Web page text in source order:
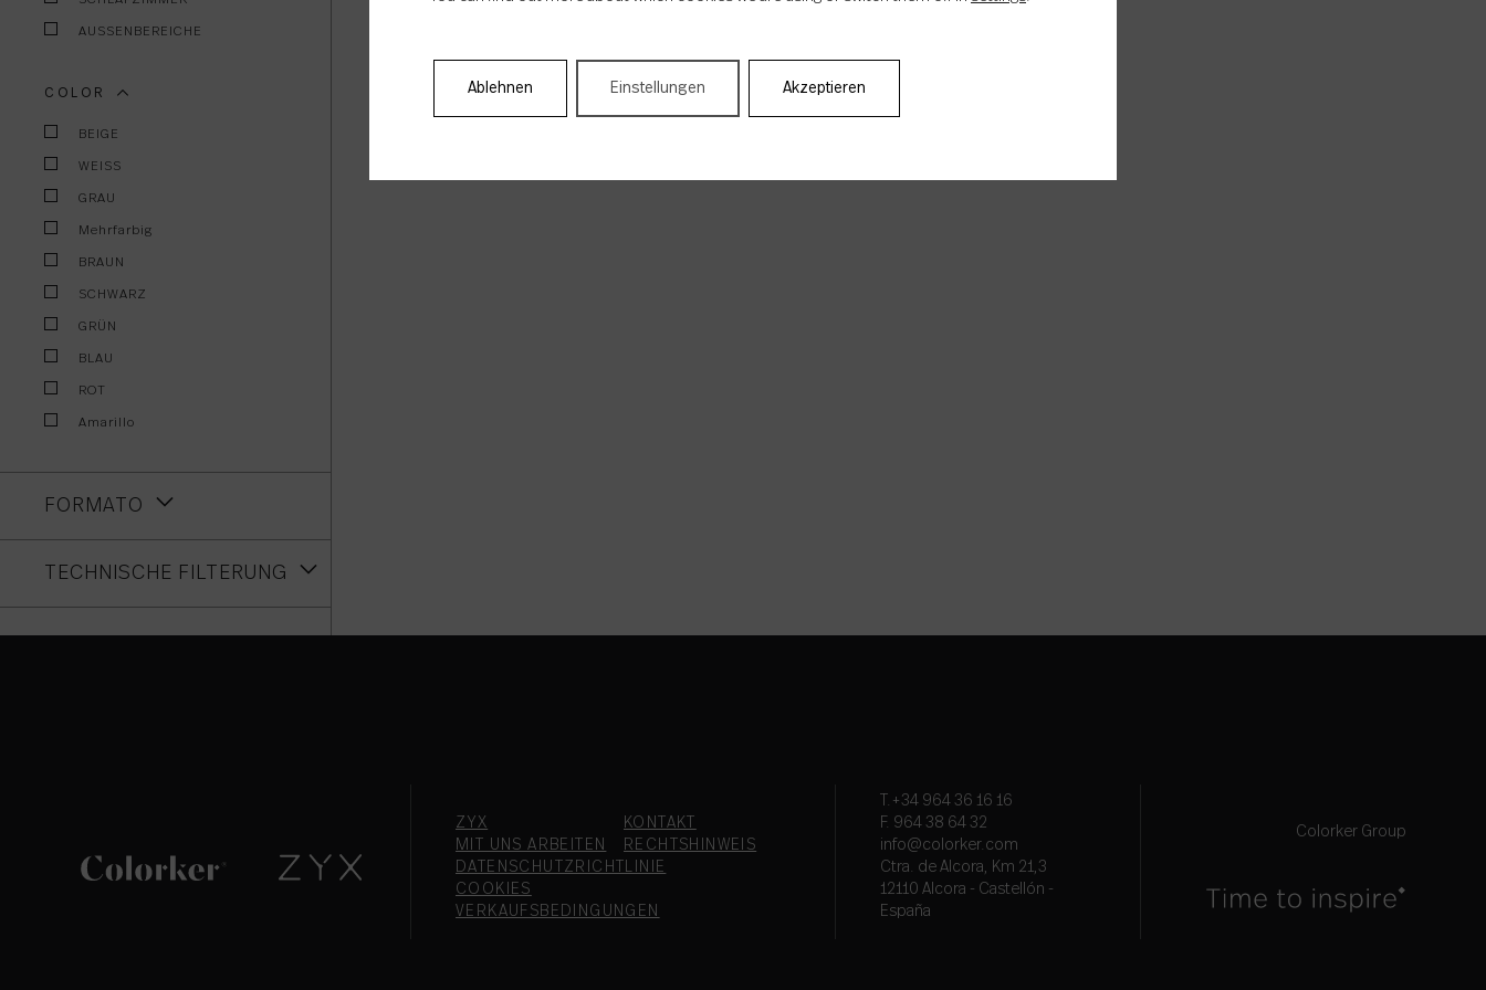
AUSSENBEREICHE
COLOR
BEIGE
WEISS
GRAU
Mehrfarbig
BRAUN
SCHWARZ
GRÜN
BLAU
ROT
Amarillo
FORMATO
TECHNISCHE FILTERUNG
ZYX
KONTAKT
MIT UNS ARBEITEN
RECHTSHINWEIS
DATENSCHUTZRICHTLINIE
COOKIES
VERKAUFSBEDINGUNGEN
T.+34 964 36 16 16
F. 964 38 64 32
info@colorker.com
Ctra. de Alcora, Km 21,3
12110 Alcora - Castellón -
España
Colorker Group
Akzeptieren
Ablehnen Einstellungen